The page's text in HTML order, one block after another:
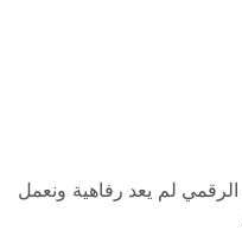
لم يعد رفاهية ونعمل